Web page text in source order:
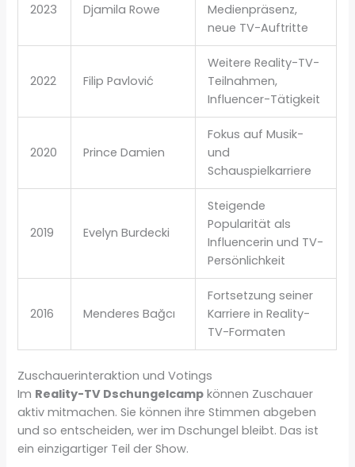
2023 Djamila Rowe
Medienpräsenz,
neue TV-Auftritte
2022 Filip Pavlović
Weitere Reality-TV-
Teilnahmen,
Influencer-Tätigkeit
2020 Prince Damien
Fokus auf Musik-
und
Schauspielkarriere
2019 Evelyn Burdecki
Steigende
Popularität als
Influencerin und TV-
Persönlichkeit
2016 Menderes Bağcı
Fortsetzung seiner
Karriere in Reality-
TV-Formaten
Zuschauerinteraktion und Votings
Im Reality-TV Dschungelcamp können Zuschauer
aktiv mitmachen. Sie können ihre Stimmen abgeben
und so entscheiden, wer im Dschungel bleibt. Das ist
ein einzigartiger Teil der Show.